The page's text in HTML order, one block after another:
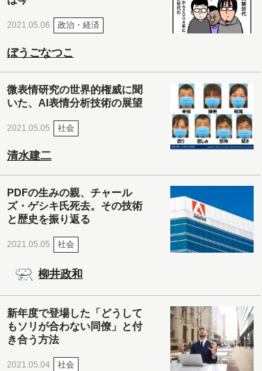
2021.05.06 政治・経済
ぼうごなつこ
微表情研究の世界的権威に聞
いた、AI表情分析技術の展望
2021.05.05 社会
清水建二
PDFの生みの親、チャール
ズ・ゲシキ氏死去。その技術
と歴史を振り返る
2021.05.05 社会
柳井政和
新年度で登場した「どうして
もソリが合わない同僚」と付
き合う方法
2021.05.04 社会